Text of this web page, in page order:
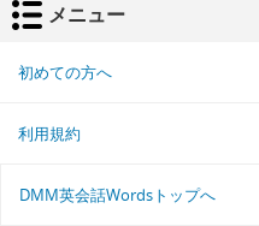
メニュー
初めての方へ
利用規約
DMM英会話Wordsトップへ